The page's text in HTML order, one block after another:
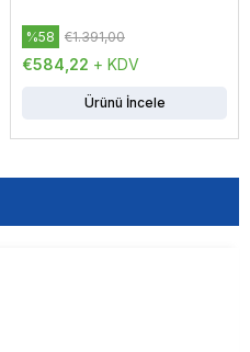
€584,22 + KDV
%58 €1.391,00
Ürünü İncele